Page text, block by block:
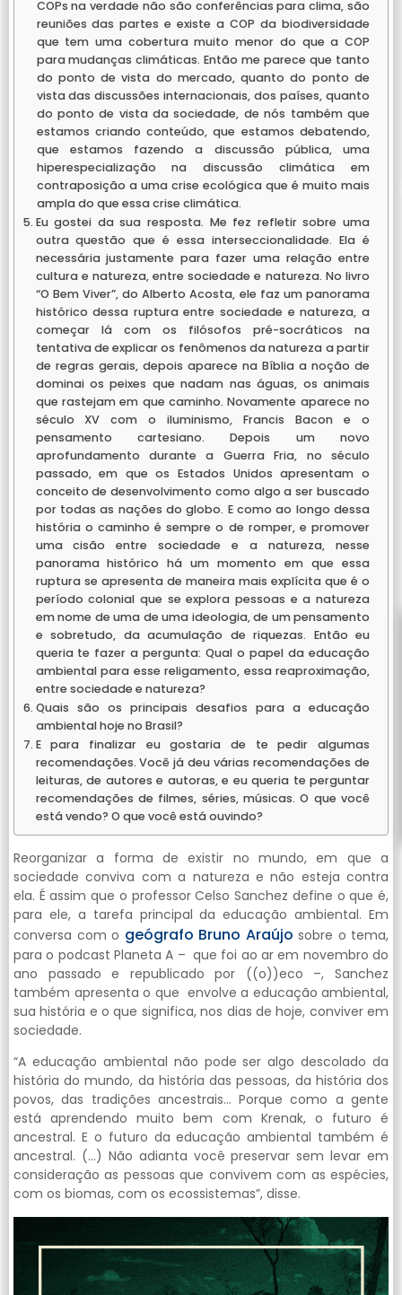
COPs na verdade não são conferências para clima, são
reuniões das partes e existe a COP da biodiversidade
que tem uma cobertura muito menor do que a COP
para mudanças climáticas. Então me parece que tanto
do ponto de vista do mercado, quanto do ponto de
vista das discussões internacionais, dos países, quanto
do ponto de vista da sociedade, de nós também que
estamos criando conteúdo, que estamos debatendo,
que estamos fazendo a discussão pública, uma
hiperespecialização na discussão climática em
contraposição a uma crise ecológica que é muito mais
ampla do que essa crise climática.
Eu gostei da sua resposta. Me fez refletir sobre uma
outra questão que é essa interseccionalidade. Ela é
necessária justamente para fazer uma relação entre
cultura e natureza, entre sociedade e natureza. No livro
“O Bem Viver”, do Alberto Acosta, ele faz um panorama
histórico dessa ruptura entre sociedade e natureza, a
começar lá com os filósofos pré-socráticos na
tentativa de explicar os fenômenos da natureza a partir
de regras gerais, depois aparece na Bíblia a noção de
dominai os peixes que nadam nas águas, os animais
que rastejam em que caminho. Novamente aparece no
século XV com o iluminismo, Francis Bacon e o
pensamento cartesiano. Depois um novo
aprofundamento durante a Guerra Fria, no século
passado, em que os Estados Unidos apresentam o
conceito de desenvolvimento como algo a ser buscado
por todas as nações do globo. E como ao longo dessa
história o caminho é sempre o de romper, e promover
uma cisão entre sociedade e a natureza, nesse
panorama histórico há um momento em que essa
ruptura se apresenta de maneira mais explícita que é o
período colonial que se explora pessoas e a natureza
em nome de uma de uma ideologia, de um pensamento
e sobretudo, da acumulação de riquezas. Então eu
queria te fazer a pergunta: Qual o papel da educação
ambiental para esse religamento, essa reaproximação,
entre sociedade e natureza?
Quais são os principais desafios para a educação
ambiental hoje no Brasil?
E para finalizar eu gostaria de te pedir algumas
recomendações. Você já deu várias recomendações de
leituras, de autores e autoras, e eu queria te perguntar
recomendações de filmes, séries, músicas. O que você
está vendo? O que você está ouvindo?
Reorganizar a forma de existir no mundo, em que a
sociedade conviva com a natureza e não esteja contra
ela. É assim que o professor Celso Sanchez define o que é,
para ele, a tarefa principal da educação ambiental. Em
conversa com o geógrafo Bruno Araújo sobre o tema,
para o podcast Planeta A – que foi ao ar em novembro do
ano passado e republicado por ((o))eco –, Sanchez
também apresenta o que envolve a educação ambiental,
sua história e o que significa, nos dias de hoje, conviver em
sociedade.
“A educação ambiental não pode ser algo descolado da
história do mundo, da história das pessoas, da história dos
povos, das tradições ancestrais… Porque como a gente
está aprendendo muito bem com Krenak, o futuro é
ancestral. E o futuro da educação ambiental também é
ancestral. (…) Não adianta você preservar sem levar em
consideração as pessoas que convivem com as espécies,
com os biomas, com os ecossistemas”, disse.